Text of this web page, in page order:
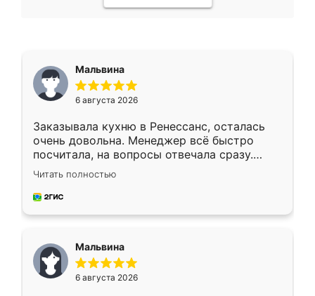
Мальвина
6 августа 2026
Заказывала кухню в Ренессанс, осталась
очень довольна. Менеджер всё быстро
посчитала, на вопросы отвечала сразу.
Замерщик приехал в субботу, подошёл к
делу со всей ответственностью. Собрали
за день, ребята работали аккуратно, даже
Читать полностью
Мальвина
6 августа 2026